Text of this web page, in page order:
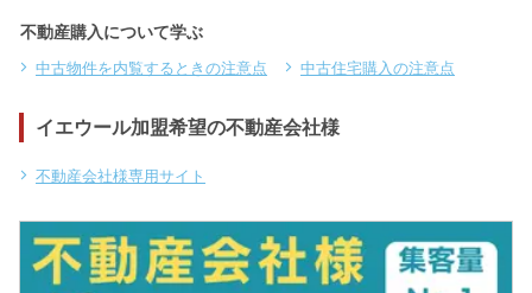
不動産購入について学ぶ
中古物件を内覧するときの注意点 中古住宅購入の注意点
イエウール加盟希望の不動産会社様
不動産会社様専用サイト